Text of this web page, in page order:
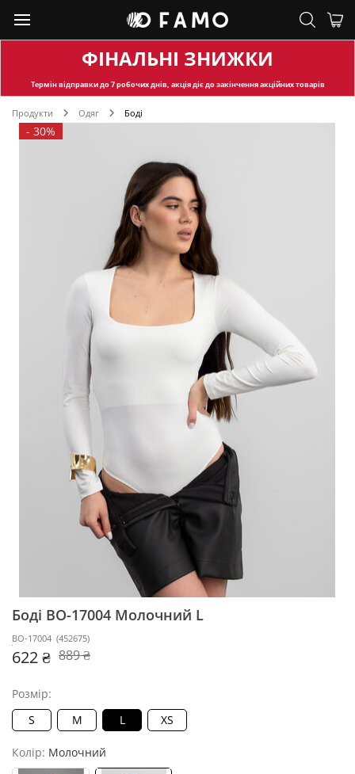
ФІНАЛЬНІ ЗНИЖКИ
Термін відправкидо 7 робочих днів, акція діє до закінчення акційних товарів
Продукти Одяг Боді
- 30%
Боді BO-17004 Молочний L
BO-17004 (452675)
622 ₴ 889 ₴
Розмір:
S
M L XS
Колір: Молочний